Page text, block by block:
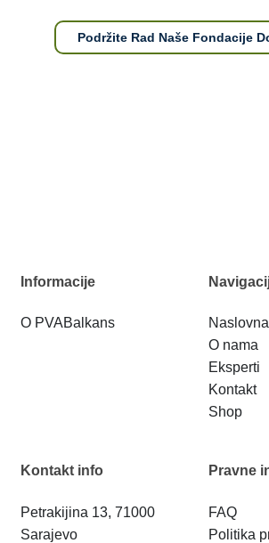
Podržite Rad Naše Fondacije
Informacije
O PVABalkans
Naslovna
O nama
Eksperti
Kontakt
Shop
Kontakt info
Petrakijina 13, 71000
Sarajevo
Pravne
FAQ
Politika